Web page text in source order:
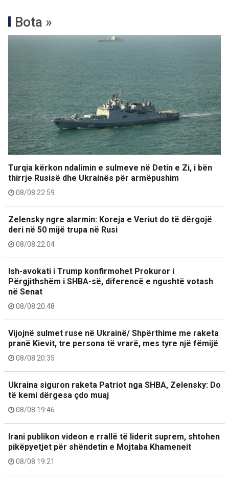
Bota »
Turqia kërkon ndalimin e sulmeve në Detin e Zi, i bën
thirrje Rusisë dhe Ukrainës për armëpushim
08/08 22:59
Zelensky ngre alarmin: Koreja e Veriut do të dërgojë
deri në 50 mijë trupa në Rusi
08/08 22:04
Ish-avokati i Trump konfirmohet Prokuror i
Përgjithshëm i SHBA-së, diferencë e ngushtë votash
në Senat
08/08 20:48
Vijojnë sulmet ruse në Ukrainë/ Shpërthime me raketa
pranë Kievit, tre persona të vrarë, mes tyre një fëmijë
08/08 20:35
Ukraina siguron raketa Patriot nga SHBA, Zelensky: Do
të kemi dërgesa çdo muaj
08/08 19:46
Irani publikon videon e rrallë të liderit suprem, shtohen
pikëpyetjet për shëndetin e Mojtaba Khameneit
08/08 19:21